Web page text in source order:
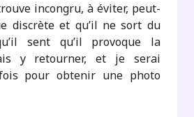
incongru, à éviter, peut-
discrète et qu’il ne sort du
sent qu’il provoque la
y retourner, et je serai
pour obtenir une photo